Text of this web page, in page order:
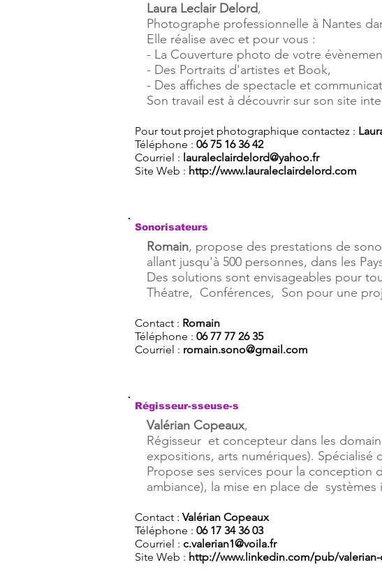
Laura Leclair Delord,
Photographe professionnelle à Nantes
Elle réalise avec et pour vous :
- La Couverture photo de votre
- Des Portraits d'artistes et Book,
- Des affiches de spectacle et
Son travail est à découvrir sur son site
Pour tout projet photographique contactez :
Téléphone : 06 75 16 36 42
Courriel : lauraleclairdelord@yahoo.fr
Site Web : http://www.lauraleclairdelord.com
Sonorisateurs
Romain, propose des prestations de
allant jusqu'à 500 personnes, dans les
Des solutions sont envisageables pour
Théatre, Conférences, Son pour une
Contact : Romain
Téléphone : 06 77 77 26 35
Courriel : romain.sono@gmail.com
Régisseur-sseuse-s
Valérian Copeaux,
Régisseur et concepteur dans les
expositions, arts numériques).
Propose ses services pour la
ambiance), la mise en place de
Contact : Valérian Copeaux
Téléphone : 06 17 34 36 03
Courriel : c.valerian1@voila.fr
Site Web : http://www.linkedin.com/pub/